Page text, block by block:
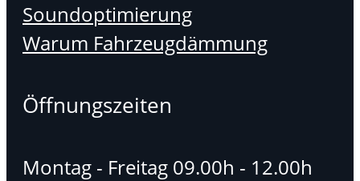
Soundoptimierung
Warum Fahrzeugdämmung
Öffnungszeiten
Montag - Freitag 09.00h - 12.00h